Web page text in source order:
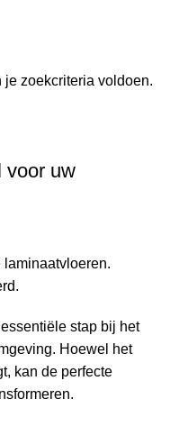
zoekcriteria voldoen.
voor uw
stap bij het
Hoewel het
kan de perfecte